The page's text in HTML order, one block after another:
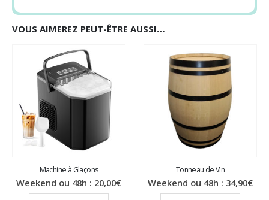
VOUS AIMEREZ PEUT-ÊTRE AUSSI…
Machine à Glaçons
Weekend ou 48h : 20,00€
Tonneau de Vin
Weekend ou 48h : 34,90€